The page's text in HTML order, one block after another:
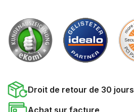
Droit de retour de 30 jours
Achat sur facture